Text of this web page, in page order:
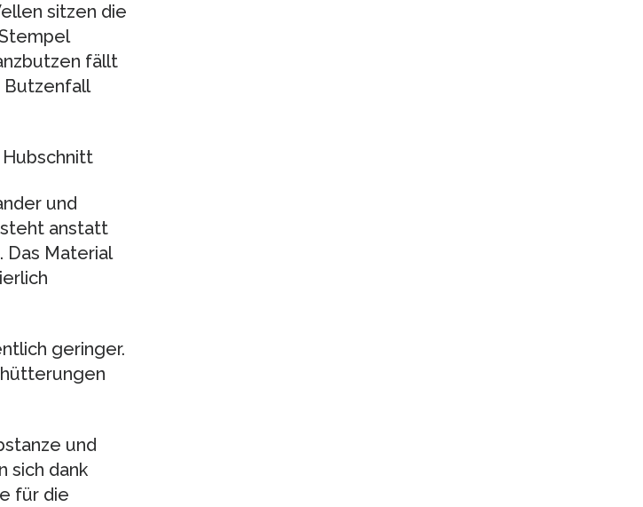
sitzen die
fällt
Butzenfall
und
anstatt
Das Material
geringer.
und
sich dank
für die